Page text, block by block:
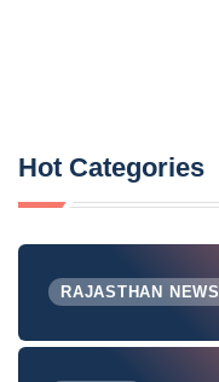
Hot Categories
RAJASTHAN NEWS